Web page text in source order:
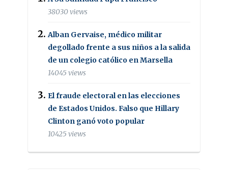
38030 views
Alban Gervaise, médico militar
degollado frente a sus niños a la salida
de un colegio católico en Marsella
14045 views
El fraude electoral en las elecciones
de Estados Unidos. Falso que Hillary
Clinton ganó voto popular
10425 views